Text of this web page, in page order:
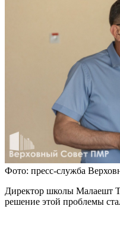
Фото: пресс-служба
Директор школы Малаешт
решение этой проблемы